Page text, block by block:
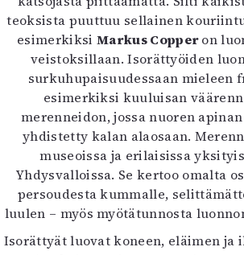
teoksista puuttuu sellainen
esimerkiksi Markus Copperon
veistoksillaan. Isorättyöiden
surkuhupaisuudessaan mieleen
esimerkiksi kuuluisan
merenneidon, jossa nuoren
yhdistetty kalan alaosaan.
museoissa ja erilaisissa
Yhdysvalloissa. Se kertoo omalta
persoudesta kummalle,
luulen – myös myötätunnosta
Isorättyät luovat koneen, eläimen ja